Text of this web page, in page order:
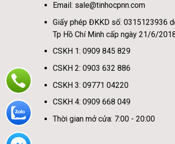
Email: sale@tinhocpnn.com
Giấy phép ĐKKD số: 0315123936
Tp Hồ Chí Minh cấp ngày 21/6/
CSKH 1: 0909 845 829
CSKH 2: 0903 632 886
CSKH 3: 09771 04220
CSKH 4: 0909 668 049
Thời gian mở cửa: 7:00 - 20:00